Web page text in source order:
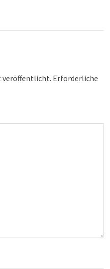
veröffentlicht. Erforderliche